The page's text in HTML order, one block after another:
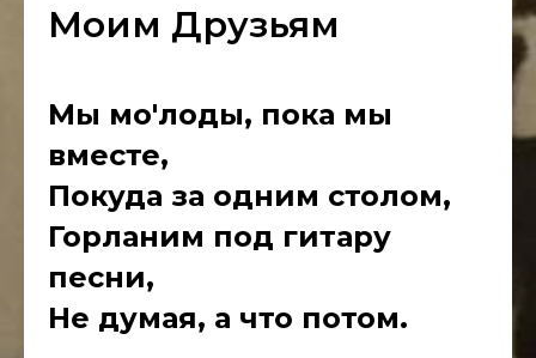
Моим Друзьям
Мы мо'лоды, пока мы
вместе,
Покуда за одним столом,
Горланим под гитару
песни,
Не думая, а что потом.